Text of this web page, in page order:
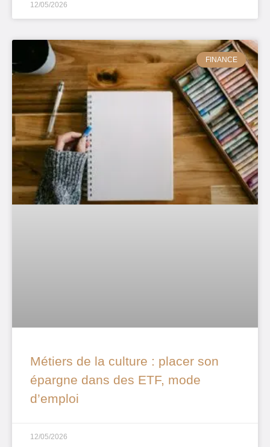
12/05/2026
FINANCE
Métiers de la culture : placer son
épargne dans des ETF, mode
d’emploi
12/05/2026